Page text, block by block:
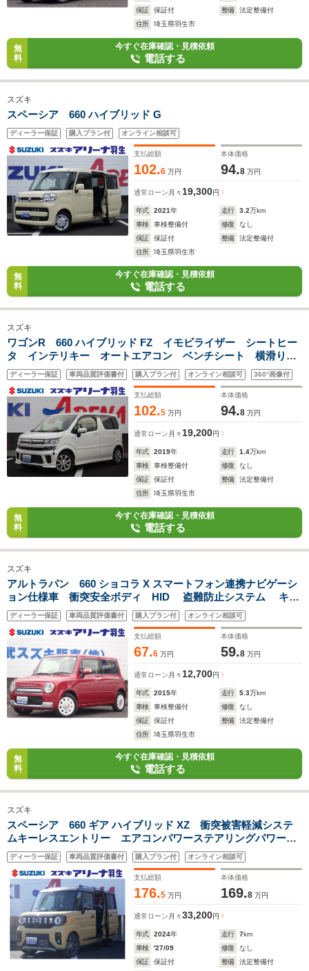
保証 保証付 整備
法定整備付
住所
埼玉県羽生市
無
料
今すぐ在庫確認・見積依頼
電話する
スズキ
スペーシア 660 ハイブリッド G
ディーラー保証 購入プラン付 オンライン相談可
支払総額
102.6 万円
本体価格
94.8 万円
通常ローン 月々 19,300円
年式 2021年 走行 3.2万km
車検
車検整備付 修復
なし
保証
保証付 整備
法定整備付
住所
埼玉県羽生市
無
料
今すぐ在庫確認・見積依頼
電話する
スズキ
ワゴンR 660 ハイブリッド FZ イモビライザー シートヒー
タ インテリキー オートエアコン ベンチシート 横滑り防
止 運転席エアバッグ ABS キーフリー パワーウィンド
ウ パワーステアリング 衝突安全ボディ フルフラット
ディーラー保証 車両品質評価書付 購入プラン付 オンライン相談可 360°画像付
支払総額
102.5 万円
本体価格
94.8 万円
通常ローン 月々 19,200円
年式 2019年 走行 1.4万km
車検
車検整備付 修復
なし
保証
保証付 整備
法定整備付
住所
埼玉県羽生市
無
料
今すぐ在庫確認・見積依頼
電話する
スズキ
アルトラパン 660 ショコラ X スマートフォン連携ナビゲーシ
ョン仕様車 衝突安全ボディ HID 盗難防止システム キー
レスエントリー スマートキー アイドリングストップ ベン
チシート フルフラット CD エアコン パワーステアリ
ング パワーウィンドウ
ディーラー保証 車両品質評価書付 購入プラン付 オンライン相談可
支払総額
67.6 万円
本体価格
59.8 万円
通常ローン 月々 12,700円
年式 2015年 走行 5.3万km
車検
車検整備付 修復
なし
保証
保証付 整備
法定整備付
住所
埼玉県羽生市
無
料
今すぐ在庫確認・見積依頼
電話する
スズキ
スペーシア 660 ギア ハイブリッド XZ 衝突被害軽減システ
ムキーレスエントリー エアコンパワーステアリングパワーウ
ィンドウ 運転席エアバッグ ABS ステアリングオーディオ
スイッチ クルーズコントロールスイッチ アイドリングスト
ップ
ディーラー保証 車両品質評価書付 購入プラン付 オンライン相談可
支払総額
176.5 万円
本体価格
169.8 万円
通常ローン 月々33,200円
年式 2024年 走行 7km
車検
'27/09 修復
なし
保証
保証付 整備
法定整備付